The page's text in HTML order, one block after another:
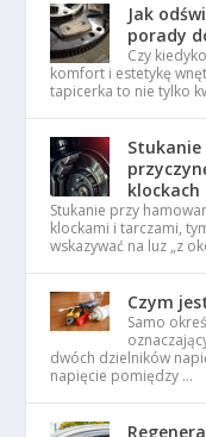
Jak
porady
Czy
komfort i estetykę
tapicerka to nie tylko
klockach
Stukanie przy
klockami i tarczami,
wskazywać na luz „z
Czym
Samo
dwóch dzielników
napięcie pomiędzy …